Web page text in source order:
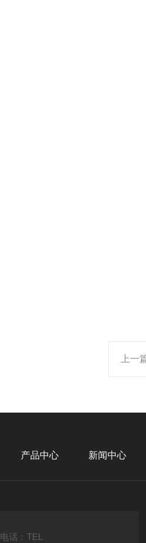
上一
产品中心 新闻中心
电话：TEL